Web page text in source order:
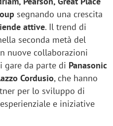
segnando una crescita
attive. Il trend di
seconda metà del
nuove collaborazioni
gare da parte di Panasonic
Cordusio, che hanno
per lo sviluppo di
e iniziative